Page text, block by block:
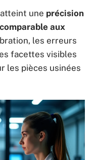
une précision
aux
les erreurs
facettes visibles
les pièces usinées